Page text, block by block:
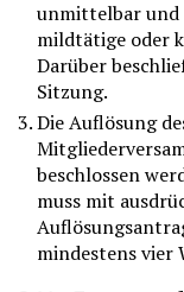
unmittelbar und
mildtätige oder
Darüber
Sitzung.
Die Auflösung
beschlossen
muss mit
mindestens vier